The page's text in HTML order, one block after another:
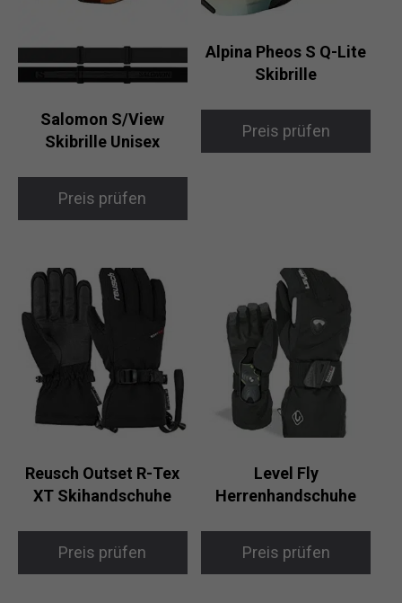
Salomon S/View
Skibrille Unisex
Preis prüfen
Alpina Pheos S Q-Lite
Skibrille
Preis prüfen
Reusch Outset R-Tex
XT Skihandschuhe
Preis prüfen
Level Fly
Herrenhandschuhe
Preis prüfen